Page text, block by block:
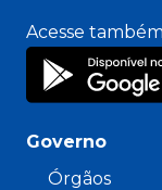
Acesse
Governo
Órgãos